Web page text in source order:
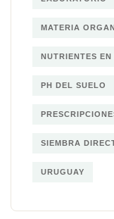
MATERIA
NUTRIENTES
PH DEL SUELO
SIEMBRA
URUGUAY